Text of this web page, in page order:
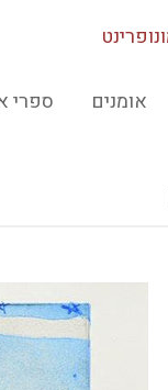
ספרי אומנים